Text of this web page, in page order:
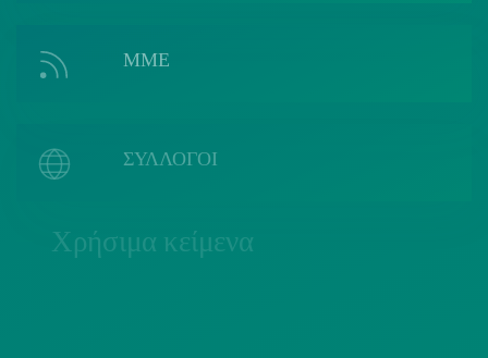
ΜΜΕ
ΣΥΛΛΟΓΟΙ
Χρήσιμα κείμενα